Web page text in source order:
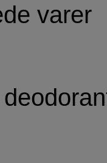
varer